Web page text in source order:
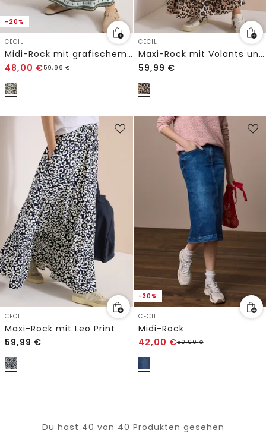
-20%
CECIL
Midi-Rock mit grafischem Muster
48,00 €59,99€
CECIL
Maxi-Rock mit Volants und Leo-Print
59,99 €
CECIL
Maxi-Rock mit Leo Print
59,99 €
-30%
CECIL
Midi-Rock
42,00 €59,99€
Du hast 40 von 40 Produkten gesehen